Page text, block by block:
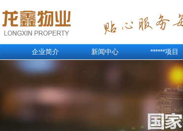
企业简介 新闻中心 ******项目